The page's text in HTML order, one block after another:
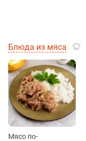
Блюда из мяса
Мясо по-